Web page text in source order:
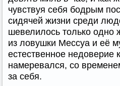
чувствуя себя бодрым
сидячей жизни среди
шевелилось только одно
из ловушки Мессуа и её
естественное недоверие
намеревался, со
за себя.